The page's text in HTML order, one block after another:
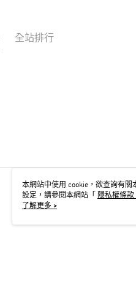
全站排行
本網站中使用 cookie，欲查詢有關
設定，請參閱本網站「
隱私權條款
用 cookie。
了解更多 >